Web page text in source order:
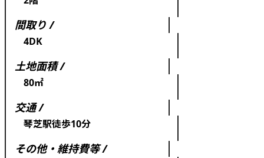
間取り /
4DK
土地面積 /
80㎡
交通 /
琴芝駅徒歩10分
その他・維持費等 /